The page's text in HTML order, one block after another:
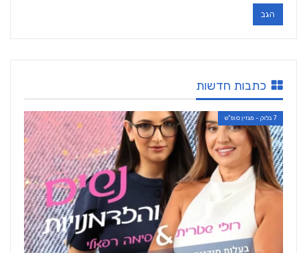
כתבות חדשות
7 בלוק - מגזין סופ"ש